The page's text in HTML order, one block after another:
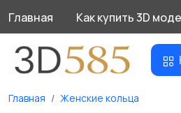
Главная Как купить 3D
Главная Женские кольца